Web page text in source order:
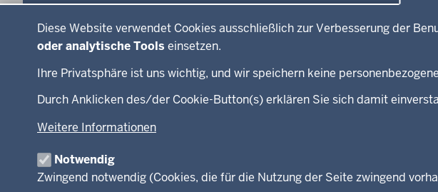
Diese Website verwendet Cookies ausschließlich zur Verbesserung der
oder analytische Tools einsetzen.
Ihre Privatsphäre ist uns wichtig, und wir speichern keine
Durch Anklicken des/der Cookie-Button(s) erklären Sie sich damit
Weitere Informationen
Notwendig
Zwingend notwendig (Cookies, die für die Nutzung der Seite zwingend
Gleichstellung
Flucht
© 2026 Chancen NRW